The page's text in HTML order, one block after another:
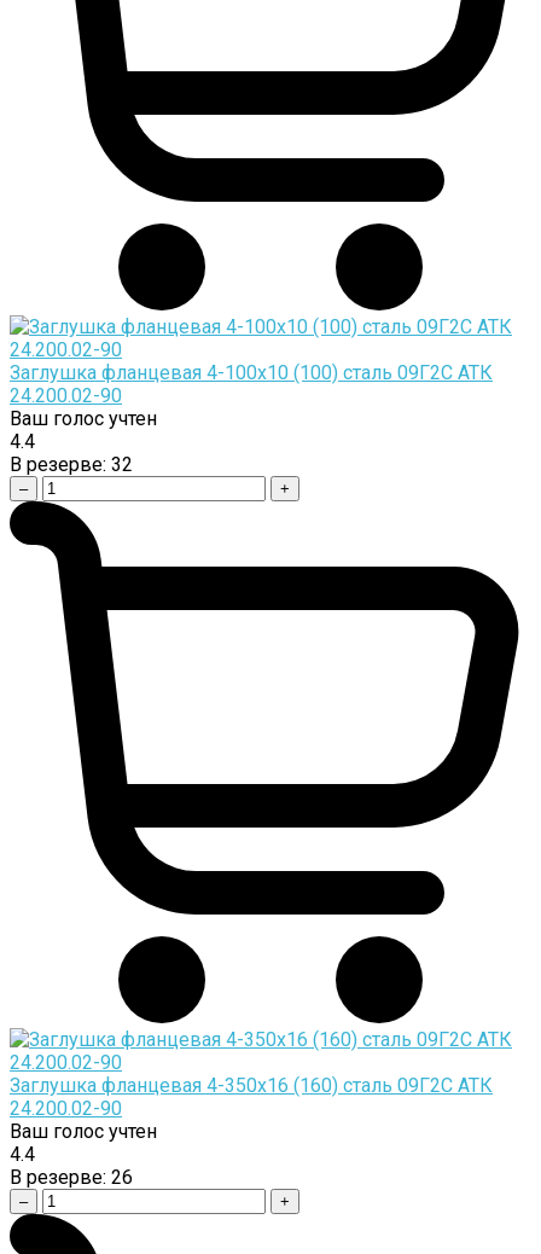
Заглушка фланцевая 4-100х10 (100) сталь 09Г2С АТК
24.200.02-90
Ваш голос учтен
4.4
В резерве: 32
– +
Заглушка фланцевая 4-350х16 (160) сталь 09Г2С АТК
24.200.02-90
Ваш голос учтен
4.4
В резерве: 26
– +